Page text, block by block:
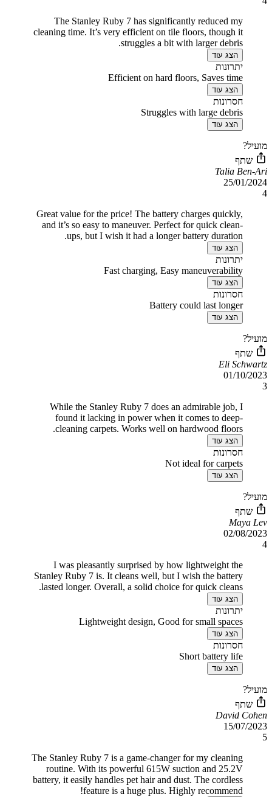
The Stanley Ruby 7 has significantly reduced my
cleaning time. It’s very efficient on tile floors, though it
struggles a bit with larger debris.
הצג עוד
יתרונות
Efficient on hard floors, Saves time
הצג עוד
חסרונות
Struggles with large debris
הצג עוד
מועיל?
שתף
Talia Ben-Ari
25/01/2024
4
Great value for the price! The battery charges quickly,
and it’s so easy to maneuver. Perfect for quick clean-
ups, but I wish it had a longer battery duration.
הצג עוד
יתרונות
Fast charging, Easy maneuverability
הצג עוד
חסרונות
Battery could last longer
הצג עוד
מועיל?
שתף
Eli Schwartz
01/10/2023
3
While the Stanley Ruby 7 does an admirable job, I
found it lacking in power when it comes to deep-
cleaning carpets. Works well on hardwood floors.
הצג עוד
חסרונות
Not ideal for carpets
הצג עוד
מועיל?
שתף
Maya Lev
02/08/2023
4
I was pleasantly surprised by how lightweight the
Stanley Ruby 7 is. It cleans well, but I wish the battery
lasted longer. Overall, a solid choice for quick cleans.
הצג עוד
יתרונות
Lightweight design, Good for small spaces
הצג עוד
חסרונות
Short battery life
הצג עוד
מועיל?
שתף
David Cohen
15/07/2023
5
The Stanley Ruby 7 is a game-changer for my cleaning
routine. With its powerful 615W suction and 25.2V
battery, it easily handles pet hair and dust. The cordless
feature is a huge plus. Highly recommend!